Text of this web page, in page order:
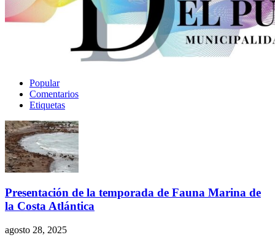
Popular
Comentarios
Etiquetas
Presentación de la temporada de Fauna Marina de
la Costa Atlántica
agosto 28, 2025